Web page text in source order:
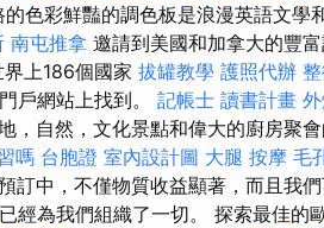
色彩鮮豔的調色板是浪漫英語文學
南屯推拿 邀請到美國和加拿大的豐
上186個國家 拔罐教學 護照代辦
戶網站上找到。 記帳士 讀書計畫
，自然，文化景點和偉大的廚房聚會
嗎 台胞證 室內設計圖 大腿 按摩 毛
訂中，不僅物質收益顯著，而且我
經為我們組織了一切。 探索最佳的